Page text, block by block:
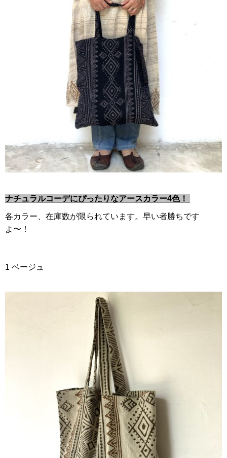
ナチュラルコーデにぴったりなアースカラー4色！
各カラー、在庫数が限られています。早い者勝ちです
よ〜！
1 ベージュ